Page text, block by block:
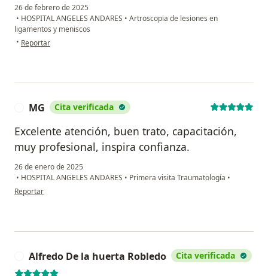
26 de febrero de 2025
• HOSPITAL ANGELES ANDARES • Artroscopia de lesiones en
ligamentos y meniscos
• en opinión del usuario MFGC
Reportar
MG Cita verificada
Excelente atención, buen trato, capacitación,
muy profesional, inspira confianza.
26 de enero de 2025
• HOSPITAL ANGELES ANDARES • Primera visita Traumatología •
en opinión del usuario MG
Reportar
Alfredo De la huerta Robledo Cita verificada